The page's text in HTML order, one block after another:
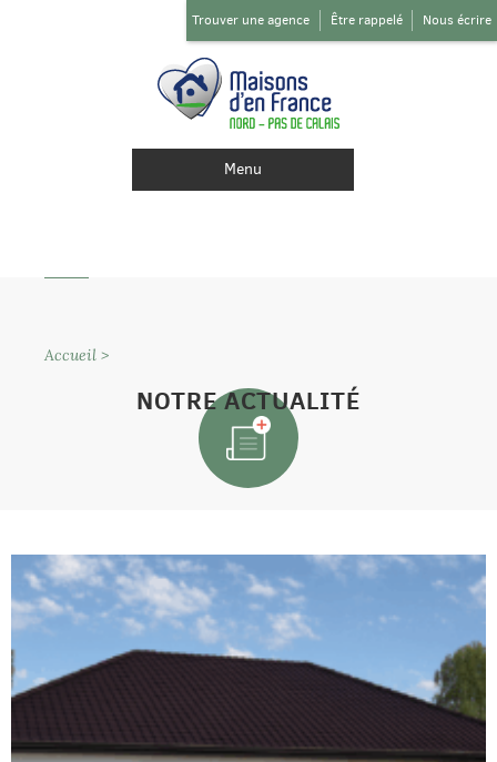
Trouver une agence Être rappelé Nous écrire
Menu
Accueil >
NOTRE ACTUALITÉ